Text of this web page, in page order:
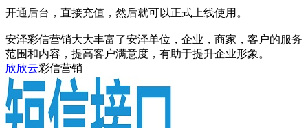
开通后台，直接充值，然后就可以正式上线使用。
安泽彩信营销大大丰富了安泽单位，企业，商家，客户的服务
范围和内容，提高客户满意度，有助于提升企业形象。
欣欣云彩信营销